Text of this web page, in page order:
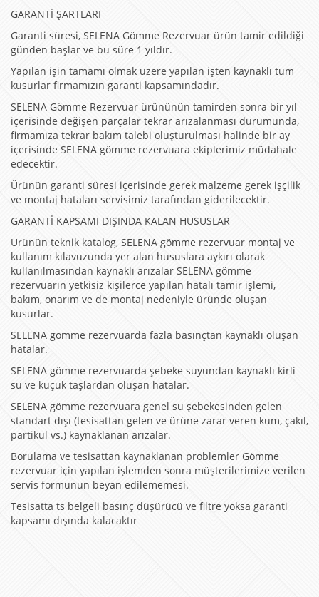
GARANTİ ŞARTLARI
Garanti süresi, SELENA Gömme Rezervuar ürün tamir edildiği
günden başlar ve bu süre 1 yıldır.
Yapılan işin tamamı olmak üzere yapılan işten kaynaklı tüm
kusurlar firmamızın garanti kapsamındadır.
SELENA Gömme Rezervuar ürününün tamirden sonra bir yıl
içerisinde değişen parçalar tekrar arızalanması durumunda,
firmamıza tekrar bakım talebi oluşturulması halinde bir ay
içerisinde SELENA gömme rezervuara ekiplerimiz müdahale
edecektir.
Ürünün garanti süresi içerisinde gerek malzeme gerek işçilik
ve montaj hataları servisimiz tarafından giderilecektir.
GARANTİ KAPSAMI DIŞINDA KALAN HUSUSLAR
Ürünün teknik katalog, SELENA gömme rezervuar montaj ve
kullanım kılavuzunda yer alan hususlara aykırı olarak
kullanılmasından kaynaklı arızalar SELENA gömme
rezervuarın yetkisiz kişilerce yapılan hatalı tamir işlemi,
bakım, onarım ve de montaj nedeniyle üründe oluşan
kusurlar.
SELENA gömme rezervuarda fazla basınçtan kaynaklı oluşan
hatalar.
SELENA gömme rezervuarda şebeke suyundan kaynaklı kirli
su ve küçük taşlardan oluşan hatalar.
SELENA gömme rezervuara genel su şebekesinden gelen
standart dışı (tesisattan gelen ve ürüne zarar veren kum, çakıl,
partikül vs.) kaynaklanan arızalar.
Borulama ve tesisattan kaynaklanan problemler Gömme
rezervuar için yapılan işlemden sonra müşterilerimize verilen
servis formunun beyan edilememesi.
Tesisatta ts belgeli basınç düşürücü ve filtre yoksa garanti
kapsamı dışında kalacaktır